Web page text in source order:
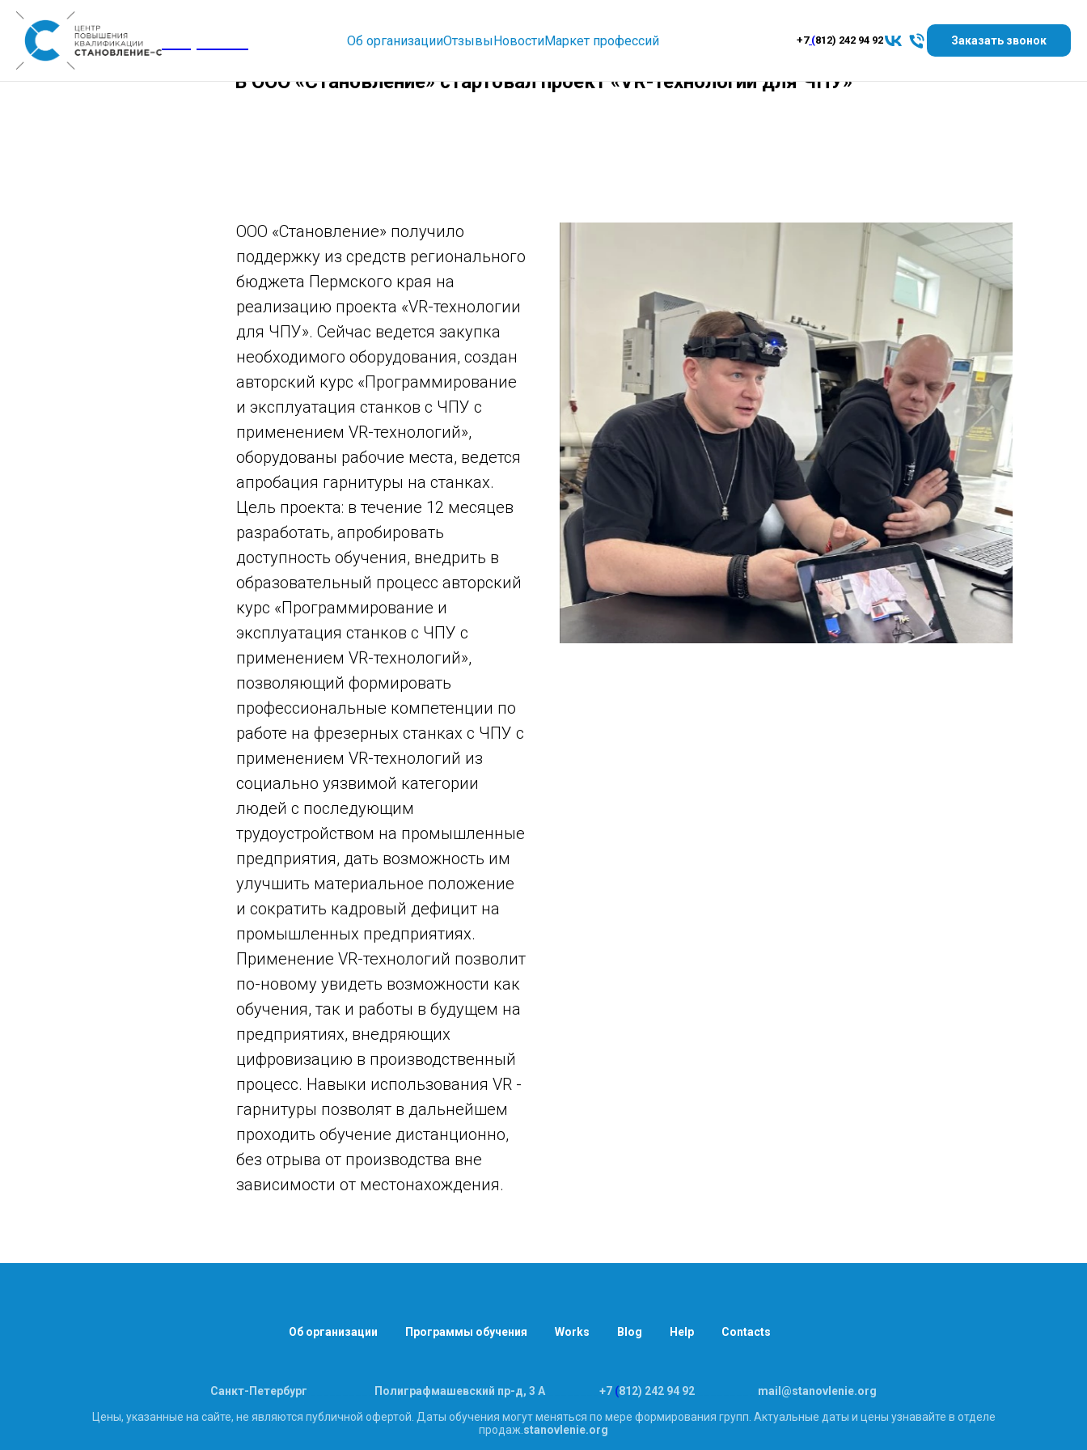
Об организацииОтзывыНовостиМаркет профессий +7(812) 242 94 92 Заказать звонок
В ООО «Становление» стартовал проект «VR-технологии для ЧПУ»
ООО «Становление» получило
поддержку из средств регионального
бюджета Пермского края на
реализацию проекта «VR-технологии
для ЧПУ». Сейчас ведется закупка
необходимого оборудования, создан
авторский курс «Программирование
и эксплуатация станков с ЧПУ с
применением VR-технологий»,
оборудованы рабочие места, ведется
апробация гарнитуры на станках.
Цель проекта: в течение 12 месяцев
разработать, апробировать
доступность обучения, внедрить в
образовательный процесс авторский
курс «Программирование и
эксплуатация станков с ЧПУ с
применением VR-технологий»,
позволяющий формировать
профессиональные компетенции по
работе на фрезерных станках с ЧПУ с
применением VR-технологий из
социально уязвимой категории
людей с последующим
трудоустройством на промышленные
предприятия, дать возможность им
улучшить материальное положение
и сократить кадровый дефицит на
промышленных предприятиях.
Применение VR-технологий позволит
по-новому увидеть возможности как
обучения, так и работы в будущем на
предприятиях, внедряющих
цифровизацию в производственный
процесс. Навыки использования VR -
гарнитуры позволят в дальнейшем
проходить обучение дистанционно,
без отрыва от производства вне
зависимости от местонахождения.
Об организации Программы обучения Works Blog Help Contacts
Санкт-Петербург Полиграфмашевский пр-д, 3 А +7 (812) 242 94 92 mai l@stanovlenie.org
Цены, указанные на сайте, не являются публичной офертой. Даты обучения могут меняться по мере формирования групп. Актуальные даты и цены узнавайте в отделе
продаж. stanovlenie.org